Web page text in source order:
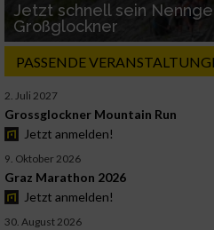
Jetzt schnell sein
Großglockner
PASSENDE
2. Juli 2027
Grossglockner Mountain Run
Jetzt anmelden!
9. Oktober 2026
Graz Marathon 2026
Jetzt anmelden!
30. August 2026